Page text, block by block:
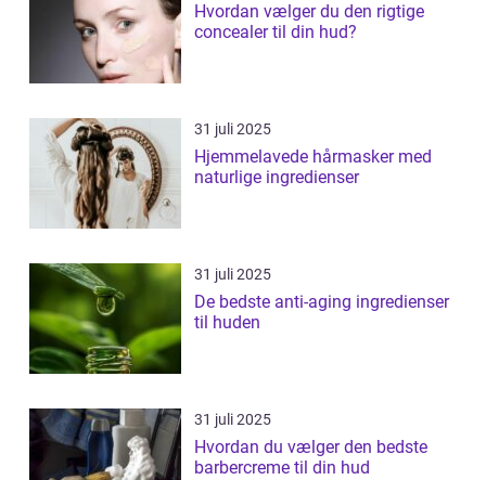
Hvordan vælger du den rigtige
concealer til din hud?
31 juli 2025
Hjemmelavede hårmasker med
naturlige ingredienser
31 juli 2025
De bedste anti-aging ingredienser
til huden
31 juli 2025
Hvordan du vælger den bedste
barbercreme til din hud